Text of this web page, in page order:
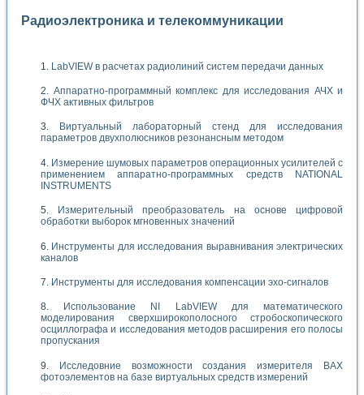
Радиоэлектроника и телекоммуникации
LabVIEW в расчетах радиолиний систем передачи данных
Аппаратно-программный комплекс для исследования АЧХ и
ФЧХ активных фильтров
Виртуальный лабораторный стенд для исследования
параметров двухполюсников резонансным методом
Измерение шумовых параметров операционных усилителей с
применением аппаратно-программных средств NATIONAL
INSTRUMENTS
Измерительный преобразователь на основе цифровой
обработки выборок мгновенных значений
Инструменты для исследования выравнивания электрических
каналов
Инструменты для исследования компенсации эхо-сигналов
Использование NI LabVIEW для математического
моделирования сверхширокополосного стробоскопического
осциллографа и исследования методов расширения его полосы
пропускания
Исследовние возможности создания измерителя ВАХ
фотоэлементов на базе виртуальных средств измерений